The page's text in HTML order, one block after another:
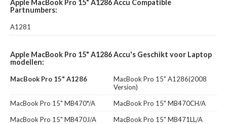
Apple MacBook Pro 15" A1286 Accu Compatible
Partnumbers:
A1281
Apple MacBook Pro 15" A1286 Accu's Geschikt voor Laptop
modellen:
MacBook Pro 15" A1286
MacBook Pro 15" A1286(2008
Version)
MacBook Pro 15" MB470*/A
MacBook Pro 15" MB470CH/A
MacBook Pro 15" MB470J/A
MacBook Pro 15" MB471LL/A